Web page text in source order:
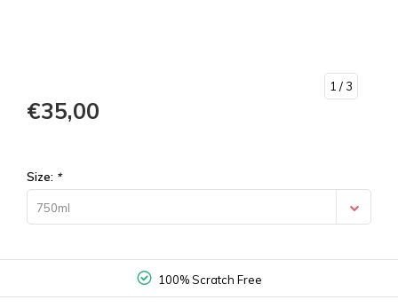
1 / 3
€35,00
Size: *
750ml
100% Scratch Free